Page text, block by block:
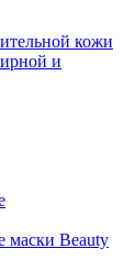
кожи
и
маски Beauty